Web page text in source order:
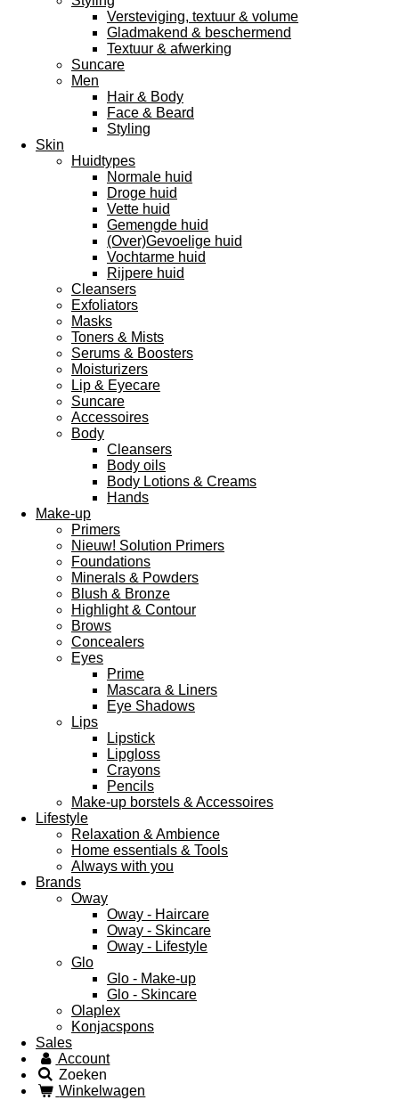
Versteviging, textuur & volume
Gladmakend & beschermend
Textuur & afwerking
Suncare
Men
Hair & Body
Face & Beard
Styling
Skin
Huidtypes
Normale huid
Droge huid
Vette huid
Gemengde huid
(Over)Gevoelige huid
Vochtarme huid
Rijpere huid
Cleansers
Exfoliators
Masks
Toners & Mists
Serums & Boosters
Moisturizers
Lip & Eyecare
Suncare
Accessoires
Body
Cleansers
Body oils
Body Lotions & Creams
Hands
Make-up
Primers
Nieuw! Solution Primers
Foundations
Minerals & Powders
Blush & Bronze
Highlight & Contour
Brows
Concealers
Eyes
Prime
Mascara & Liners
Eye Shadows
Lips
Lipstick
Lipgloss
Crayons
Pencils
Make-up borstels & Accessoires
Lifestyle
Relaxation & Ambience
Home essentials & Tools
Always with you
Brands
Oway
Oway - Haircare
Oway - Skincare
Oway - Lifestyle
Glo
Glo - Make-up
Glo - Skincare
Olaplex
Konjacspons
Sales
Account
Zoeken
Winkelwagen